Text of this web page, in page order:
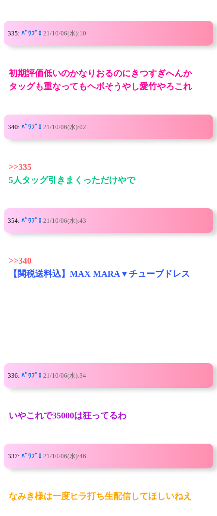
335: ﾊﾟﾜﾌﾟﾛ 21/10/06(水):10
初期評価低いのかなりおるのにきつすぎへんか
タッグも重なってもヘボそうやし愛竹やろこれ
340: ﾊﾟﾜﾌﾟﾛ 21/10/06(水):02
>>335
5人タッグ引きまくっただけやで
354: ﾊﾟﾜﾌﾟﾛ 21/10/06(水):43
>>340
【関税送料込】MAX MARA▼チューブドレス
336: ﾊﾟﾜﾌﾟﾛ 21/10/06(水):34
いやこれで35000は狂ってるわ
337: ﾊﾟﾜﾌﾟﾛ 21/10/06(水):46
なみき様は一度ヒラ打ち生配信してほしいねえ